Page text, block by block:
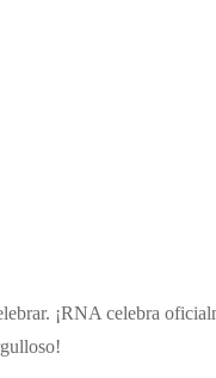
¡RNA celebra